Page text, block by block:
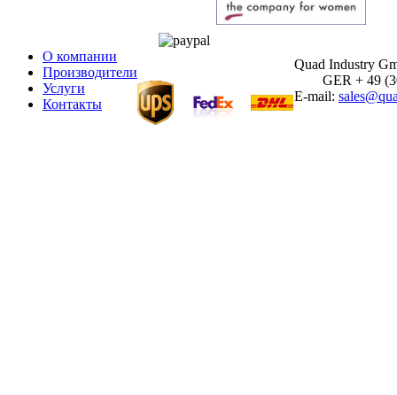
О компании
Производители
Услуги
Контакты
Quad Industry
GER + 49
E-mail: